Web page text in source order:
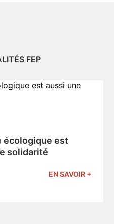
FEP
écologique est
solidarité
EN SAVOIR +